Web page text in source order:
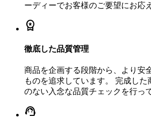
ーディーでお客様のご要望にお応
workspace_premium
徹底した品質管理
商品を企画する段階から、より安
ものを追求しています。 完成した
のない入念な品質チェックを行っ
support_agent